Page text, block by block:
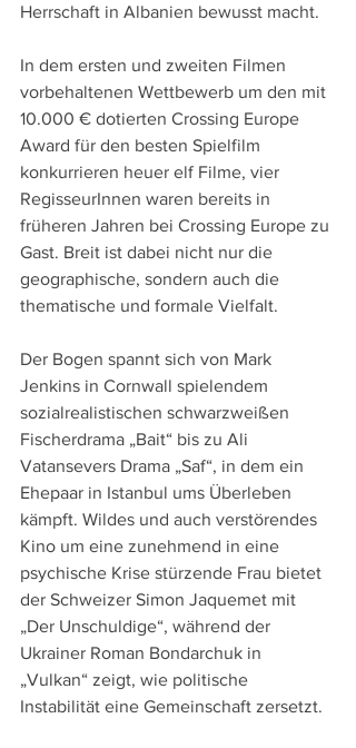
Herrschaft in Albanien bewusst macht.
In dem ersten und zweiten Filmen
vorbehaltenen Wettbewerb um den mit
10.000 € dotierten Crossing Europe
Award für den besten Spielfilm
konkurrieren heuer elf Filme, vier
RegisseurInnen waren bereits in
früheren Jahren bei Crossing Europe zu
Gast. Breit ist dabei nicht nur die
geographische, sondern auch die
thematische und formale Vielfalt.
Der Bogen spannt sich von Mark
Jenkins in Cornwall spielendem
sozialrealistischen schwarzweißen
Fischerdrama „Bait“ bis zu Ali
Vatansevers Drama „Saf“, in dem ein
Ehepaar in Istanbul ums Überleben
kämpft. Wildes und auch verstörendes
Kino um eine zunehmend in eine
psychische Krise stürzende Frau bietet
der Schweizer Simon Jaquemet mit
„Der Unschuldige“, während der
Ukrainer Roman Bondarchuk in
„Vulkan“ zeigt, wie politische
Instabilität eine Gemeinschaft zersetzt.